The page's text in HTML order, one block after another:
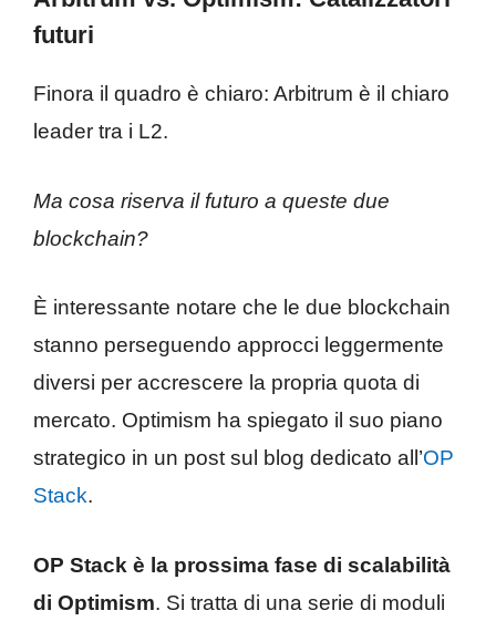
futuri
Finora il quadro è chiaro: Arbitrum è il chiaro
leader tra i L2.
Ma cosa riserva il futuro a queste due
blockchain?
È interessante notare che le due blockchain
stanno perseguendo approcci leggermente
diversi per accrescere la propria quota di
mercato. Optimism ha spiegato il suo piano
strategico in un post sul blog dedicato all’OP
Stack.
OP Stack è la prossima fase di scalabilità
di Optimism. Si tratta di una serie di moduli